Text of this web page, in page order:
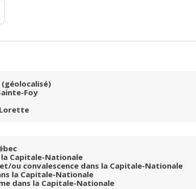
(géolocalisé)
Foy
Capitale-Nationale
ou convalescence dans la Capitale-Nationale
la Capitale-Nationale
dans la Capitale-Nationale